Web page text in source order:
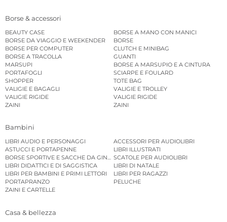
Borse & accessori
BEAUTY CASE
BORSE A MANO CON MANICI
BORSE DA VIAGGIO E WEEKENDER
BORSE
BORSE PER COMPUTER
CLUTCH E MINIBAG
BORSE A TRACOLLA
GUANTI
MARSUPI
BORSE A MARSUPIO E A CINTURA
PORTAFOGLI
SCIARPE E FOULARD
SHOPPER
TOTE BAG
VALIGIE E BAGAGLI
VALIGIE E TROLLEY
VALIGIE RIGIDE
VALIGIE RIGIDE
ZAINI
ZAINI
Bambini
LIBRI AUDIO E PERSONAGGI
ACCESSORI PER AUDIOLIBRI
ASTUCCI E PORTAPENNE
LIBRI ILLUSTRATI
BORSE SPORTIVE E SACCHE DA GINNASTICASCATOLE PER AUDIOLIBRI
LIBRI DIDATTICI E DI SAGGISTICA
LIBRI DI NATALE
LIBRI PER BAMBINI E PRIMI LETTORI
LIBRI PER RAGAZZI
PORTAPRANZO
PELUCHE
ZAINI E CARTELLE
Casa & bellezza